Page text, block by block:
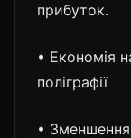
прибуток.
• Економія
поліграфії
•